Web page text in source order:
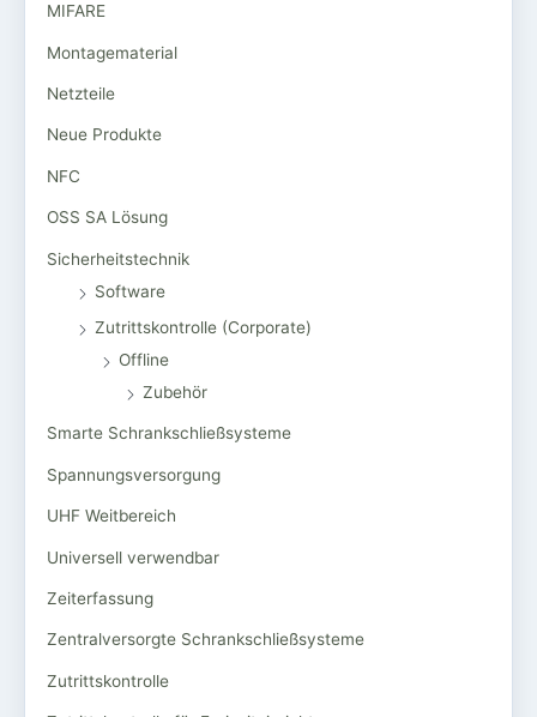
MIFARE
Montagematerial
Netzteile
Neue Produkte
NFC
OSS SA Lösung
Sicherheitstechnik
Software
Zutrittskontrolle (Corporate)
Offline
Zubehör
Smarte Schrankschließsysteme
Spannungsversorgung
UHF Weitbereich
Universell verwendbar
Zeiterfassung
Zentralversorgte Schrankschließsysteme
Zutrittskontrolle